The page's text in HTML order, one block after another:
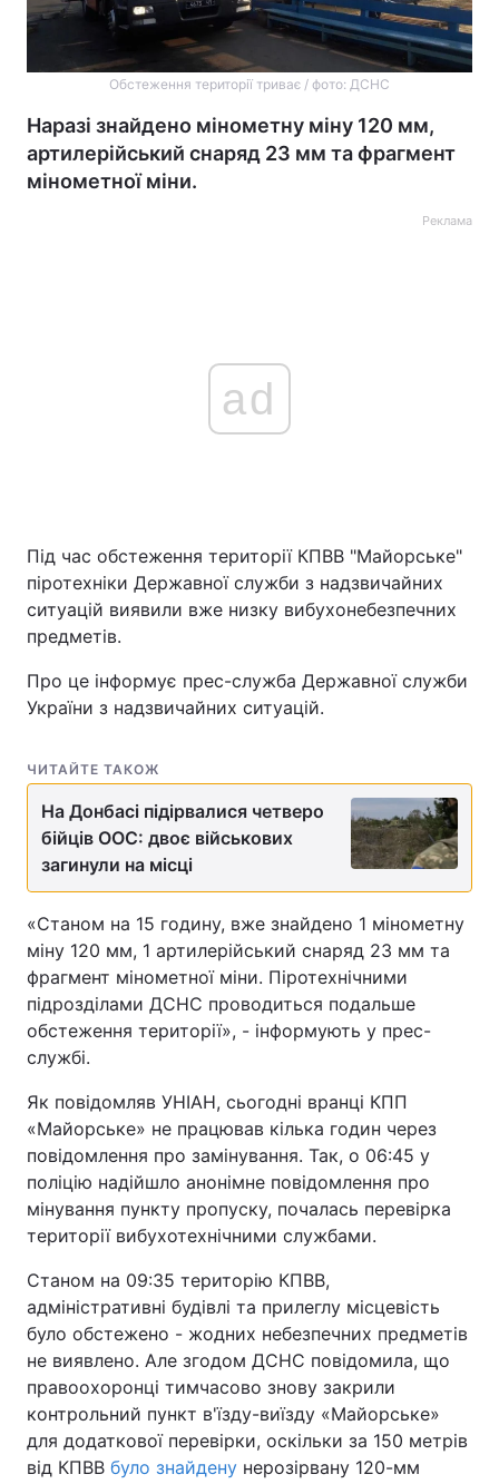
Обстеження території триває / фото: ДСНС
Наразі знайдено мінометну міну 120 мм,
артилерійський снаряд 23 мм та фрагмент
мінометної міни.
Реклама
ad
Під час обстеження території КПВВ "Майорське"
піротехніки Державної служби з надзвичайних
ситуацій виявили вже низку вибухонебезпечних
предметів.
Про це інформує прес-служба Державної служби
України з надзвичайних ситуацій.
ЧИТАЙТЕ ТАКОЖ
На Донбасі підірвалися четверо
бійців ООС: двоє військових
загинули на місці
«Станом на 15 годину, вже знайдено 1 мінометну
міну 120 мм, 1 артилерійський снаряд 23 мм та
фрагмент мінометної міни. Піротехнічними
підрозділами ДСНС проводиться подальше
обстеження території», - інформують у прес-
службі.
Як повідомляв УНІАН, сьогодні вранці КПП
«Майорське» не працював кілька годин через
повідомлення про замінування. Так, о 06:45 у
поліцію надійшло анонімне повідомлення про
мінування пункту пропуску, почалась перевірка
території вибухотехнічними службами.
Станом на 09:35 територію КПВВ,
адміністративні будівлі та прилеглу місцевість
було обстежено - жодних небезпечних предметів
не виявлено. Але згодом ДСНС повідомила, що
правоохоронці тимчасово знову закрили
контрольний пункт в'їзду-виїзду «Майорське»
для додаткової перевірки, оскільки за 150 метрів
від КПВВ було знайдену нерозірвану 120-мм